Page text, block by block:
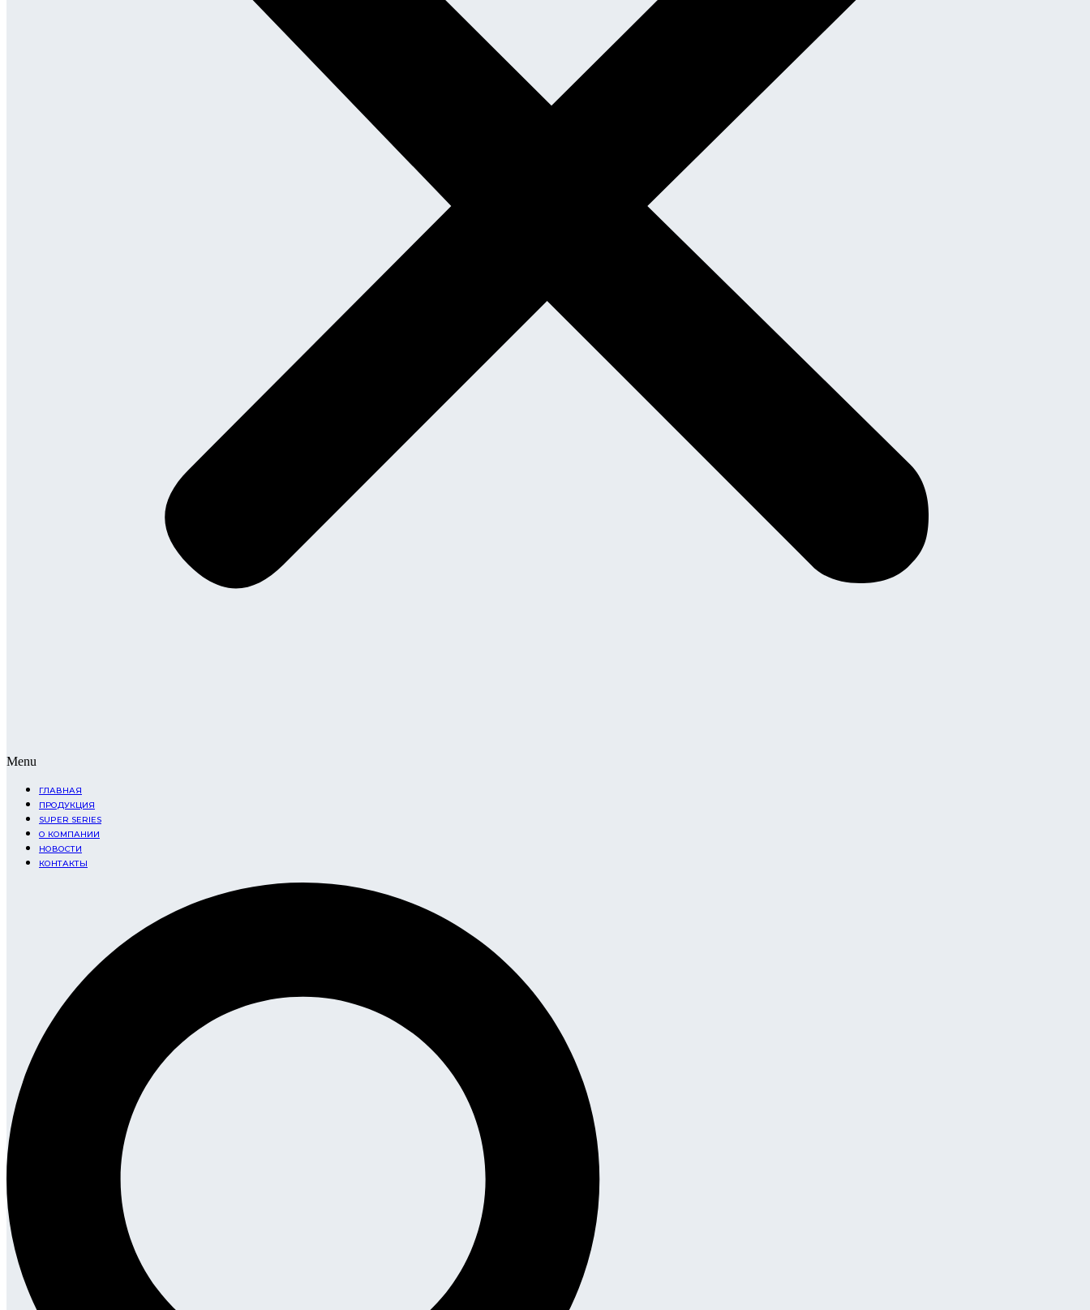
Menu
ГЛАВНАЯ
ПРОДУКЦИЯ
SUPER SERIES
О КОМПАНИИ
НОВОСТИ
КОНТАКТЫ